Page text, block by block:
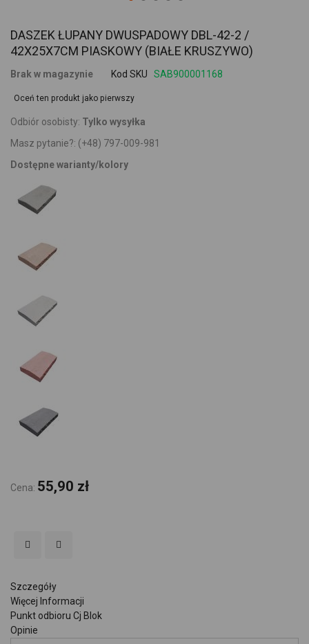
DASZEK ŁUPANY DWUSPADOWY DBL-42-2 /
42X25X7CM PIASKOWY (BIAŁE KRUSZYWO)
Brak w magazynie Kod SKU SAB900001168
Oceń ten produkt jako pierwszy
Odbiór osobisty: Tylko wysyłka
Masz pytanie?: (+48) 797-009-981
Dostępne warianty/kolory
Cena: 55,90 zł
Szczegóły
Więcej Informacji
Punkt odbioru Cj Blok
Opinie